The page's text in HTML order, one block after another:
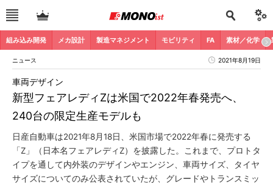
組み込み開発 メカ設計 製造マネジメント モビリティ FA 素材／化学
ニュース 2021年8月19日
新型フェアレディZは米国で2022年春発売へ、
240台の限定生産モデルも
車両デザイン
日産自動車は2021年8月18日、米国市場で2022年春に発売する
「Z」（日本名フェアレディZ）を披露した。これまで、プロトタ
イプを通して内外装のデザインやエンジン、車両サイズ、タイヤ
サイズについてのみ公表されていたが、グレードやトランスミッ